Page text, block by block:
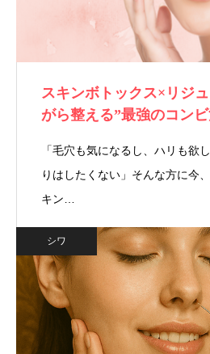
スキンボトックス×リジ
がら整える”最強のコン
「毛穴も気になるし、ハリも欲
りはしたくない」そんな方に今
キン…
シワ